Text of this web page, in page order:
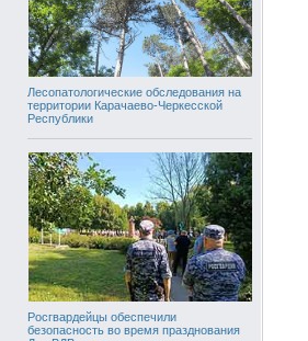
Лесопатологические обследования на
территории Карачаево-Черкесской
Республики
Росгвардейцы обеспечили
безопасность во время празднования